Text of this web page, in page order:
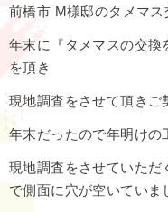
前橋市 M様邸のタメマス
年末に『タメマスの交換
を頂き
現地調査をさせて頂きご
年末だったので年明けの
現地調査をさせていただ
で側面に穴が空いていま